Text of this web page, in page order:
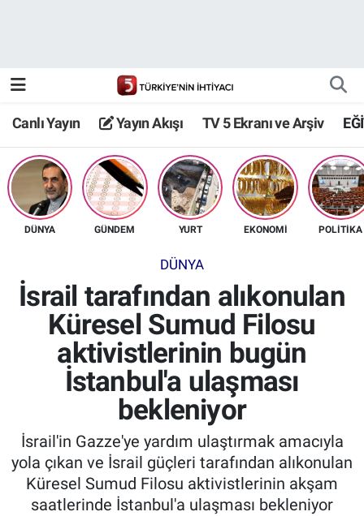
Canlı Yayın Yayın Akışı TV 5 Ekranı ve Arşiv
DÜNYA GÜNDEM YURT EKONOMİ POLİTİKA
DÜNYA
İsrail tarafından alıkonulan
Küresel Sumud Filosu
aktivistlerinin bugün
İstanbul'a ulaşması
bekleniyor
İsrail'in Gazze'ye yardım ulaştırmak amacıyla
yola çıkan ve İsrail güçleri tarafından alıkonulan
Küresel Sumud Filosu aktivistlerinin akşam
saatlerinde İstanbul'a ulaşması bekleniyor
TV 5 Ekranı ve Arşiv